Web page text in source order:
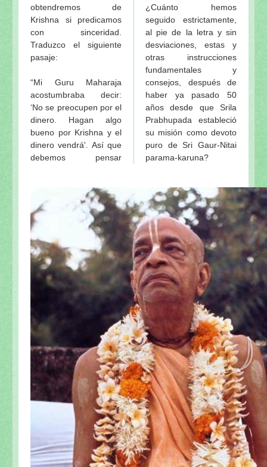
obtendremos de
Krishna si predicamos
con sinceridad.
Traduzco el siguiente
pasaje:
“Mi Guru Maharaja
acostumbraba decir:
‘No se preocupen por el
dinero. Hagan algo
bueno por Krishna y el
dinero vendrá'. Así que
debemos pensar
¿Cuánto hemos
seguido estrictamente,
al pie de la letra y sin
desviaciones, estas y
otras instrucciones
fundamentales y
consejos, después de
haber ya pasado 50
años desde que Srila
Prabhupada estableció
su misión como devoto
puro de Sri Gaur-Nitai
parama-karuna?